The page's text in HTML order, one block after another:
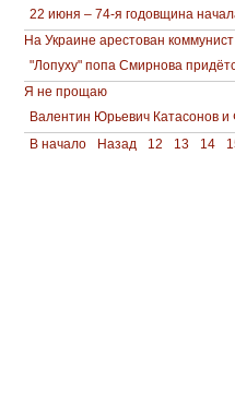
22 июня – 74-я годовщина
На Украине арестован
"Лопуху" попа Смирнова
Я не прощаю
Валентин Юрьевич Катасонов и
В начало
Назад 12 13 14